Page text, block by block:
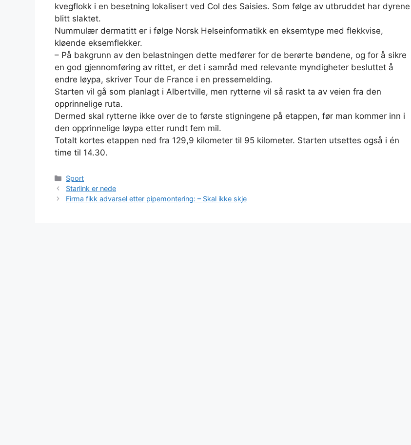
kvegflokk i en besetning lokalisert ved Col des Saisies. Som følge av utbruddet har dyrene
blitt slaktet.
Nummulær dermatitt er i følge Norsk Helseinformatikk en eksemtype med flekkvise,
kløende eksemflekker.
– På bakgrunn av den belastningen dette medfører for de berørte bøndene, og for å sikre
en god gjennomføring av rittet, er det i samråd med relevante myndigheter besluttet å
endre løypa, skriver Tour de France i en pressemelding.
Starten vil gå som planlagt i Albertville, men rytterne vil så raskt ta av veien fra den
opprinnelige ruta.
Dermed skal rytterne ikke over de to første stigningene på etappen, før man kommer inn i
den opprinnelige løypa etter rundt fem mil.
Totalt kortes etappen ned fra 129,9 kilometer til 95 kilometer. Starten utsettes også i én
time til 14.30.
Kategorier
Sport
Starlink er nede
Firma fikk advarsel etter pipemontering: – Skal ikke skje